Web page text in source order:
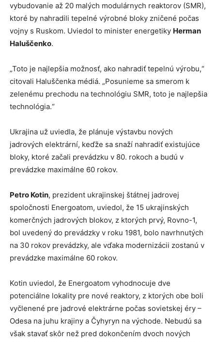
vybudovanie až 20 malých modulárnych reaktorov (SMR),
ktoré by nahradili tepelné výrobné bloky zničené počas
vojny s Ruskom. Uviedol to minister energetiky Herman
Haluščenko.
„Toto je najlepšia možnosť, ako nahradiť tepelnú výrobu,“
citovali Haluščenka médiá. „Posunieme sa smerom k
zelenému prechodu na technológiu SMR, toto je najlepšia
technológia.“
Ukrajina už uviedla, že plánuje výstavbu nových
jadrových elektrární, keďže sa snaží nahradiť existujúce
bloky, ktoré začali prevádzku v 80. rokoch a budú v
prevádzke maximálne 60 rokov.
Petro Kotin, prezident ukrajinskej štátnej jadrovej
spoločnosti Energoatom, uviedol, že 15 ukrajinských
komerčných jadrových blokov, z ktorých prvý, Rovno-1,
bol uvedený do prevádzky v roku 1981, bolo navrhnutých
na 30 rokov prevádzky, ale vďaka modernizácii zostanú v
prevádzke maximálne 60 rokov.
Kotin uviedol, že Energoatom vyhodnocuje dve
potenciálne lokality pre nové reaktory, z ktorých obe boli
vyčlenené pre jadrové elektrárne počas sovietskej éry –
Odesa na juhu krajiny a Čyhyryn na východe. Nebudú sa
však stavať skôr než pred dokončením dvoch nových